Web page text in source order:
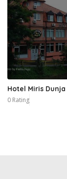
Hotel Miris Dunja
0 Rating